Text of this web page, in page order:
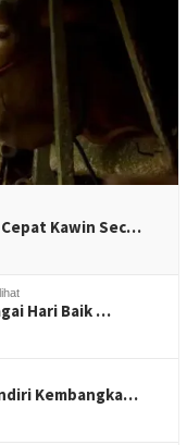
Kawin Sec…
Hari Baik …
Kembangka…